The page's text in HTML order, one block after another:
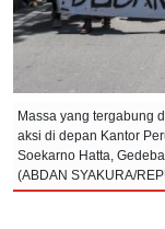
Massa yang tergabung
aksi di depan Kantor
Soekarno Hatta,
(ABDAN SYAKURA/